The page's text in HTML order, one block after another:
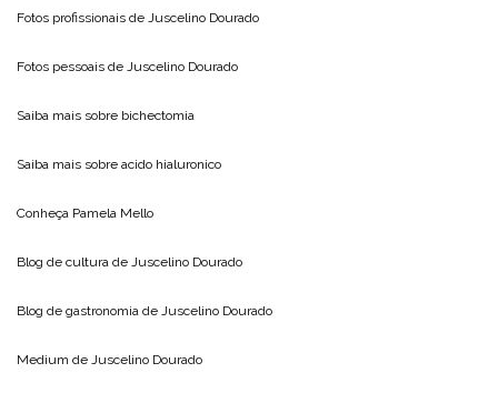
Fotos profissionais de Juscelino Dourado
Fotos pessoais de Juscelino Dourado
Saiba mais sobre bichectomia
Saiba mais sobre acido hialuronico
Conheça Pamela Mello
Blog de cultura de Juscelino Dourado
Blog de gastronomia de Juscelino Dourado
Medium de Juscelino Dourado